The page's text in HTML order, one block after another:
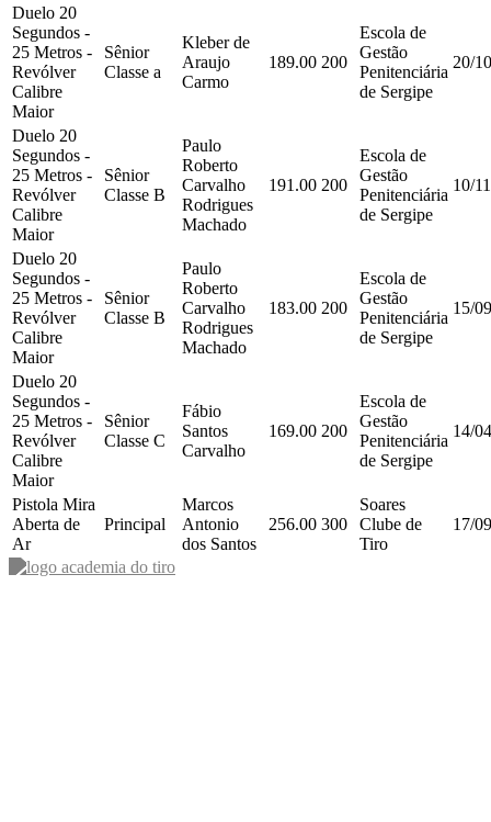
Duelo 20
Segundos -
25 Metros -
Revólver
Calibre
Maior
Sênior
Classe a
Kleber de
Araujo
Carmo
189.00 200
Escola de
Gestão
Penitenciária
de Sergipe
20/
Duelo 20
Segundos -
25 Metros -
Revólver
Calibre
Maior
Sênior
Classe B
Paulo
Roberto
Carvalho
Rodrigues
Machado
191.00 200
Escola de
Gestão
Penitenciária
de Sergipe
10/
Duelo 20
Segundos -
25 Metros -
Revólver
Calibre
Maior
Sênior
Classe B
Paulo
Roberto
Carvalho
Rodrigues
Machado
183.00 200
Escola de
Gestão
Penitenciária
de Sergipe
15/
Duelo 20
Segundos -
25 Metros -
Revólver
Calibre
Maior
Sênior
Classe C
Fábio
Santos
Carvalho
169.00 200
Escola de
Gestão
Penitenciária
de Sergipe
14/
Pistola Mira
Aberta de
Ar
Principal
Marcos
Antonio
dos Santos
256.00 300
Soares
Clube de
Tiro
17/